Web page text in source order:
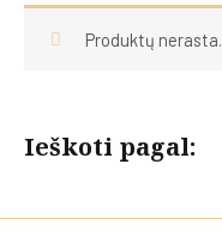
Ieškoti pagal:
Produktų nerasta.